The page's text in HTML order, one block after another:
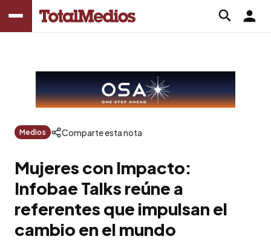
Medios Comparte esta nota
Mujeres con Impacto:
Infobae Talks reúne a
referentes que impulsan el
cambio en el mundo